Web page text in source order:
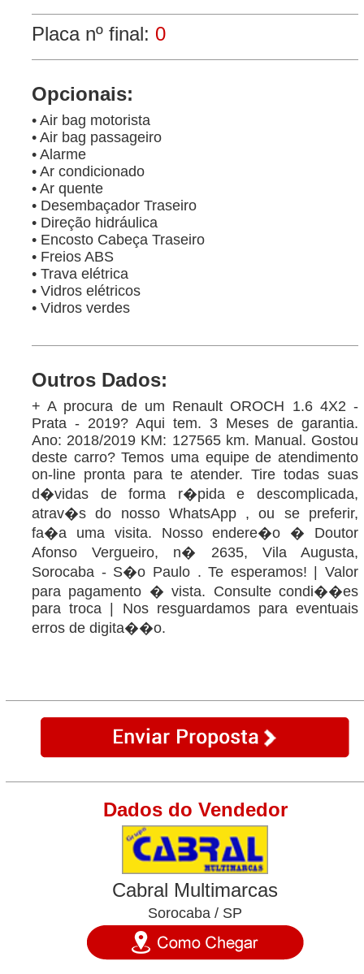
Placa nº final: 0
Opcionais:
• Air bag motorista
• Air bag passageiro
• Alarme
• Ar condicionado
• Ar quente
• Desembaçador Traseiro
• Direção hidráulica
• Encosto Cabeça Traseiro
• Freios ABS
• Trava elétrica
• Vidros elétricos
• Vidros verdes
Outros Dados:
+ A procura de um Renault OROCH 1.6 4X2 -
Prata - 2019? Aqui tem. 3 Meses de garantia.
Ano: 2018/2019 KM: 127565 km. Manual. Gostou
deste carro? Temos uma equipe de atendimento
on-line pronta para te atender. Tire todas suas
d�vidas de forma r�pida e descomplicada,
atrav�s do nosso WhatsApp , ou se preferir,
fa�a uma visita. Nosso endere�o � Doutor
Afonso Vergueiro, n� 2635, Vila Augusta,
Sorocaba - S�o Paulo . Te esperamos! | Valor
para pagamento � vista. Consulte condi��es
para troca | Nos resguardamos para eventuais
erros de digita��o.
Dados do Vendedor
Cabral Multimarcas
Sorocaba / SP